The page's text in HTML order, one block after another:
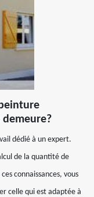
dédié à un expert.
de la quantité de
connaissances, vous
celle qui est adaptée à